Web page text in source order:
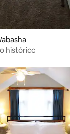
histórico